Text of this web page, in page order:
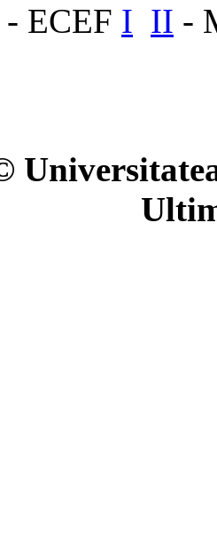
- ECEF I II -